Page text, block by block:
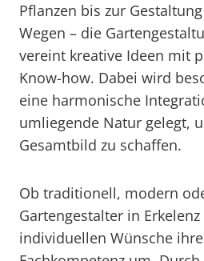
Pflanzen bis zur
Wegen – die
vereint kreative Ideen mit
Know-how. Dabei wird
eine harmonische
umliegende Natur gelegt,
Gesamtbild zu schaffen.
Ob traditionell, modern
Gartengestalter in
individuellen Wünsche